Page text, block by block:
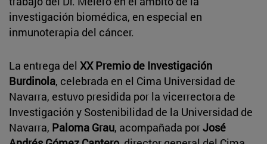
investigación biomédica, en especial en
inmunoterapia del cáncer.
La entrega del XX Premio de Investigación
Burdinola, celebrada en el Cima Universidad de
Navarra, estuvo presidida por la vicerrectora de
Investigación y Sostenibilidad de la Universidad de
Navarra, Paloma Grau, acompañada porJosé